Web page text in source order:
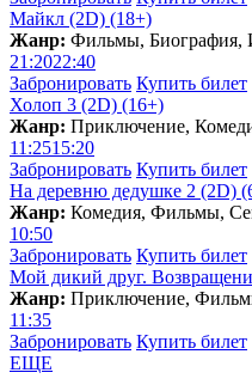
Майкл (2D) (18+)
Жанр: Фильмы, Биография,
21:2022:40
Забронировать Купить билет
Холоп 3 (2D) (16+)
Жанр: Приключение,
11:2515:20
Забронировать Купить билет
На деревню дедушке 2 (2D)
Жанр: Комедия, Фильмы,
10:50
Забронировать Купить билет
Мой дикий друг.
Жанр: Приключение,
11:35
Забронировать Купить билет
ЕЩЕ